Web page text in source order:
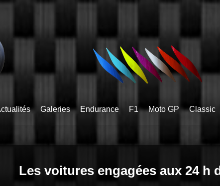
Galeries Endurance F1 Moto GP Classic
Les voitures engagées aux 24 h